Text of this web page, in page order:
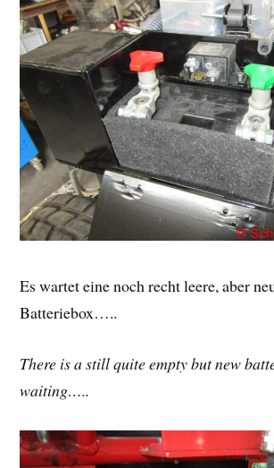
Es wartet eine noch recht leere, aber
Batteriebox…..
There is a still quite empty but new
waiting…..